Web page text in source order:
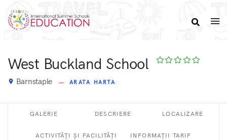
West Buckland School
place Barnstaple ARATA HARTA
GALERIE DESCRIERE LOCALIZARE
ACTIVITĂȚI ȘI FACILITĂȚI INFORMAȚII TARIF